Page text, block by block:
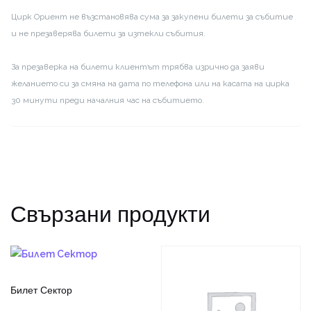
Цирк Ориент не възстановява сума за закупени билети за събитие
и не презаверява билети за изтекли събития.
За презаверка на билети клиентът трябва изрично да заяви
желанието си за смяна на дата по телефона или на касата на цирка
30 минути преди началния час на събитието.
Свързани продукти
Билет Сектор